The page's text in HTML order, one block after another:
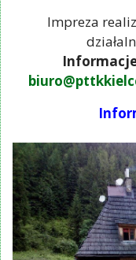
Impreza